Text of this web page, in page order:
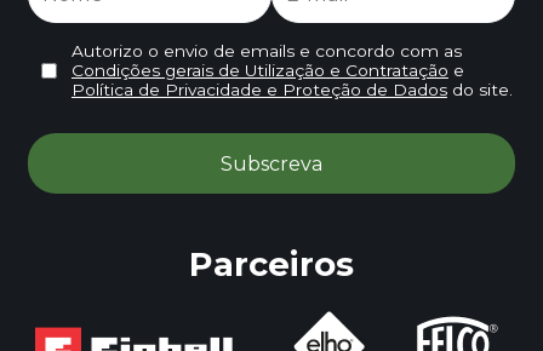
Autorizo o envio de emails e concordo com as
Condições gerais de Utilização e Contratação e
Política de Privacidade e Proteção de Dadosdo site.
Parceiros